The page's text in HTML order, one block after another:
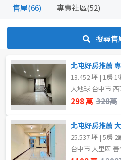
20~30 坪
60~70 坪
80坪以上
~
20~30 坪
40~50 坪
60~70 坪
80坪以上
售屋(66) 專賣社區(52)
搜尋售
13.452 坪 | 1房 1
大地球 台中市
298 萬 328萬
25.537 坪 | 5房 2
台中市 大里區 善